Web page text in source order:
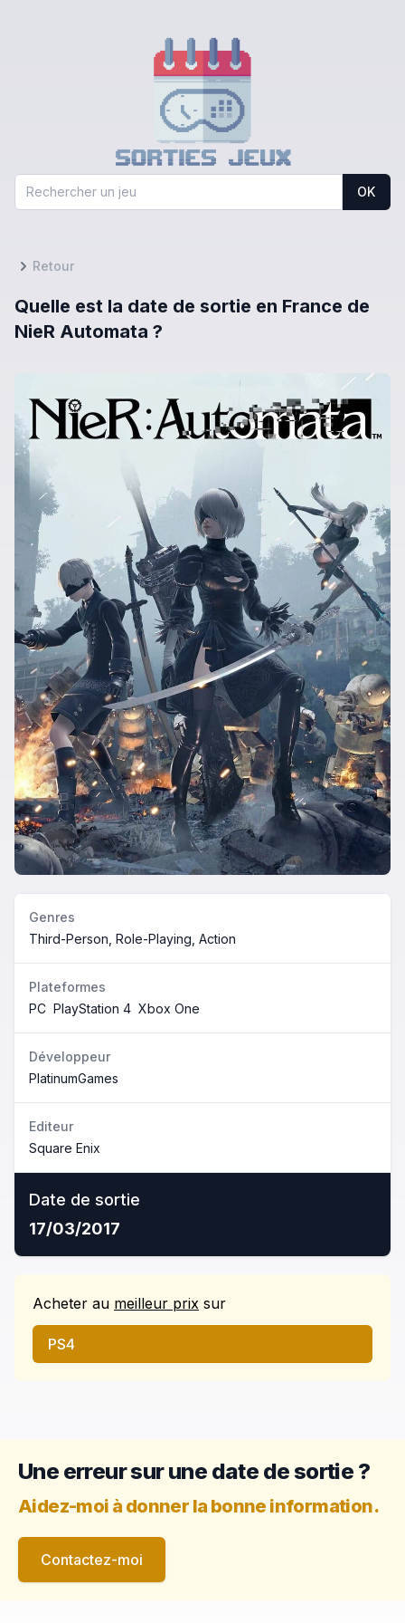
OK
Retour
Quelle est la date de sortie en France de
NieR Automata ?
Genres
Third-Person, Role-Playing, Action
Plateformes
PC PlayStation 4 Xbox One
Développeur
PlatinumGames
Editeur
Square Enix
Date de sortie
17/03/2017
Acheter au meilleur prix sur
PS4
Une erreur sur une date de sortie ?
Aidez-moi à donner la bonne information.
Contactez-moi